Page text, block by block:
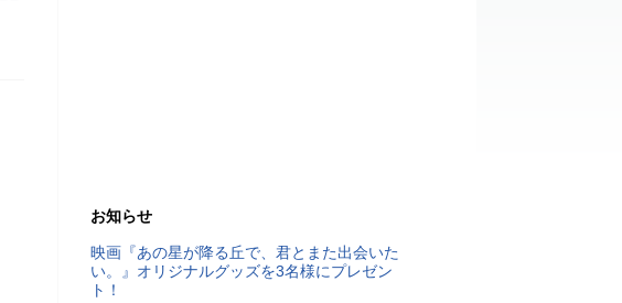
お知らせ
映画『あの星が降る丘で、君とまた出会いた
い。』オリジナルグッズを3名様にプレゼン
ト！